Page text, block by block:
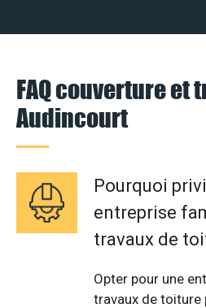
FAQ couverture et
Audincourt
Pourquoi
entreprise
travaux de
Opter pour une
travaux de toiture